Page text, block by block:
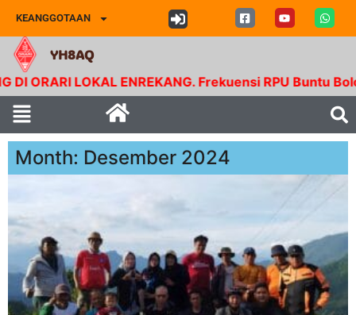
KEANGGOTAAN
YH8AQ
ORARI LOKAL ENREKANG. Frekuensi RPU Buntu
Month: Desember 2024